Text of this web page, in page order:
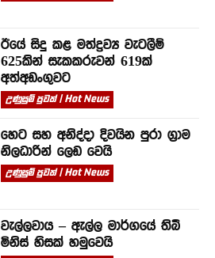
ඊයේ සිදු කළ මත්ද්‍රව්‍ය වැටලීම්
625කින් සැකකරුවන් 619ක්
අත්අඩංගුවට
උණුසුම් පුවත් | Hot News
හෙට සහ අනිද්දා දිවයින පුරා ග්‍රාම
නිලධාරින් ලෙඩ වෙයි
උණුසුම් පුවත් | Hot News
වැල්ලවාය – ඇල්ල මාර්ගයේ තිබී
මිනිස් හිසක් හමුවෙයි